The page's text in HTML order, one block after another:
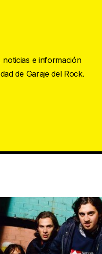
noticias e información
de Garaje del Rock.